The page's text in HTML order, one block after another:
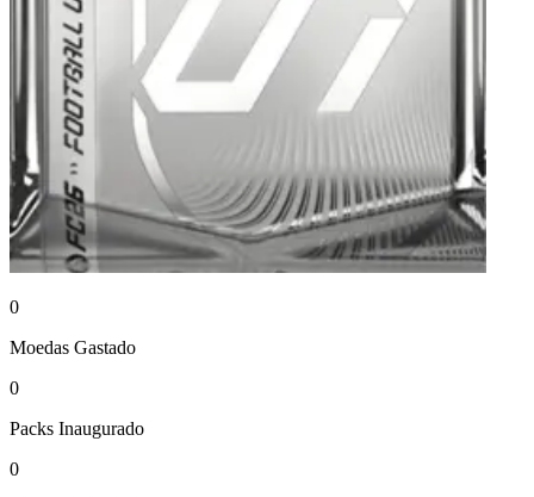
0
Moedas Gastado
0
Packs Inaugurado
0